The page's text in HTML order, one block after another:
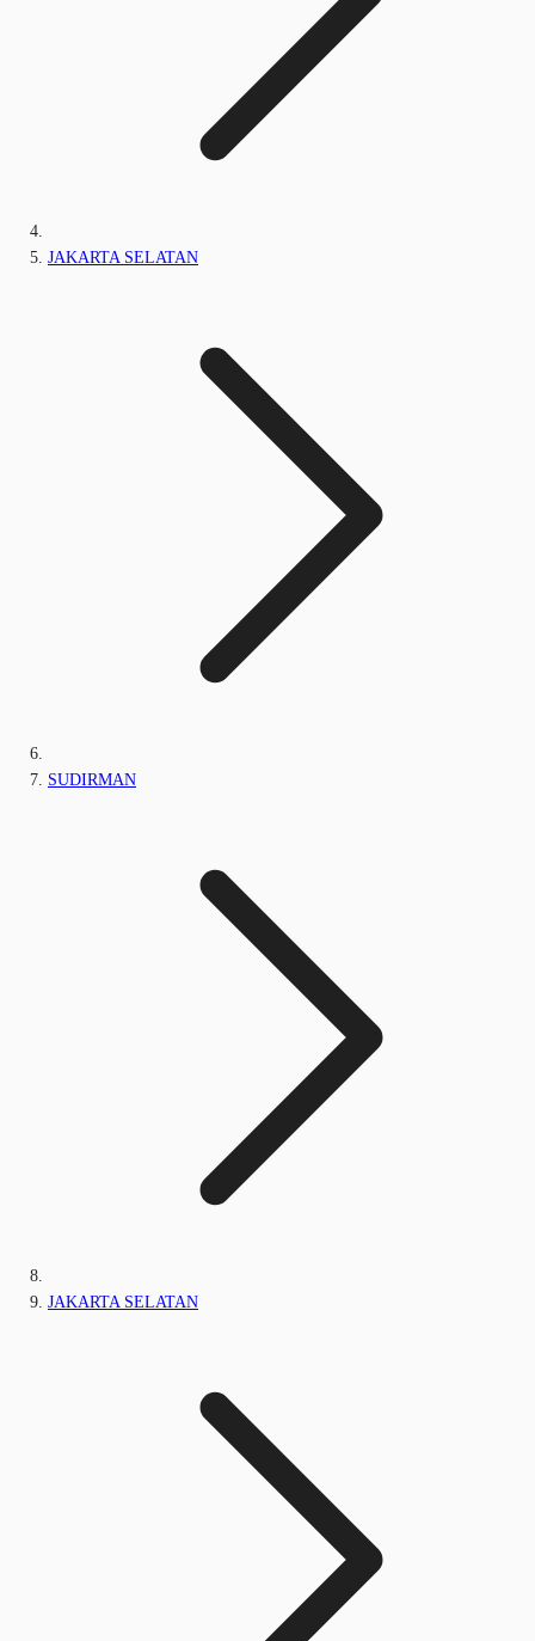
JAKARTA SELATAN
SUDIRMAN
JAKARTA SELATAN